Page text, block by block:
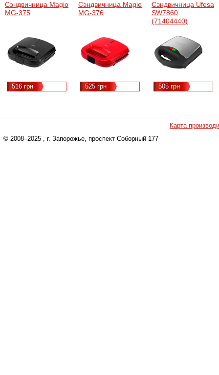
Сэндвичница Magio
MG-375
516 грн
Сэндвичница Magio
MG-376
525 грн
Сэндвичница Ufesa
SW7860
(71404440)
505 грн
Карта
© 2008–2025 , г. Запорожье, проспект Соборный 177